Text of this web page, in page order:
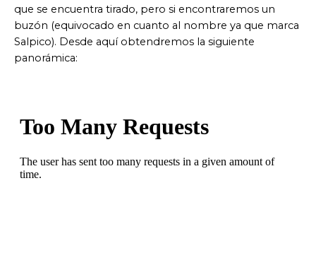
que se encuentra tirado, pero si encontraremos un
buzón (equivocado en cuanto al nombre ya que marca
Salpico). Desde aquí obtendremos la siguiente
panorámica: